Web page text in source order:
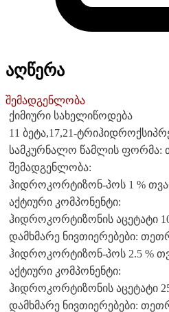
აღწერა
შემადგენლობა
ქიმიური სახელიწოდება
11 ბეტა,17,21-
სამკურნალო წამლის ფორმა:
შემადგენლობა:
ჰიდროკორტიზონ-პოს 1 %
აქტიური კომპონენტი:
ჰიდროკორტიზონის აცეტატი
დამხმარე ნივთიერებები:
ჰიდროკორტიზონ-პოს 2.5 %
აქტიური კომპონენტი:
ჰიდროკორტიზონის აცეტატი
დამხმარე ნივთიერებები: